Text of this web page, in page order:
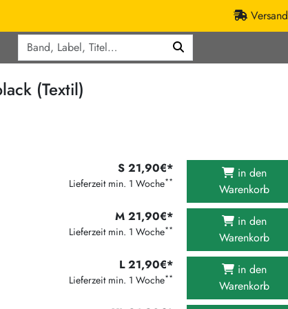
Versand
/ Exotica / Jazz
Tapete Records günstiger
Sunny Sunny Bastards Summer 26
Warner Rockerwochen
Universal Vinyl Günstig
International Anthem Sommer 2026
BMG Aktion
Music on Vinyl-Aktion
(Textil)
S 21,90€*
Lieferzeit min. 1 Woche**
in den
Warenkorb
M 21,90€*
Lieferzeit min. 1 Woche**
in den
Warenkorb
L 21,90€*
Lieferzeit min. 1 Woche**
in den
Warenkorb